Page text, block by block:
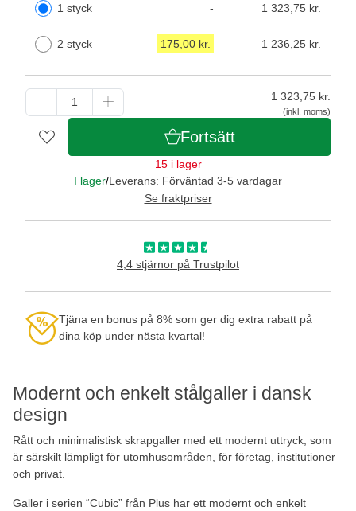
Modernt och enkelt stålgaller i dansk
design
Rått och minimalistisk skrapgaller med ett modernt uttryck, som
är särskilt lämpligt för utomhusområden, för företag, institutioner
och privat.
Galler i serien “Cubic” från Plus har ett modernt och enkelt
1 styck - 1 323,75 kr.
2 styck 175,00 kr. 1 236,25 kr.
1 323,75 kr.
(inkl. moms)
Fortsätt
15 i lager
I lager/Leverans: Förväntad 3-5 vardagar
Se fraktpriser
4,4 stjärnor på Trustpilot
Tjäna en bonus på 8% som ger dig extra rabatt på
dina köp under nästa kvartal!